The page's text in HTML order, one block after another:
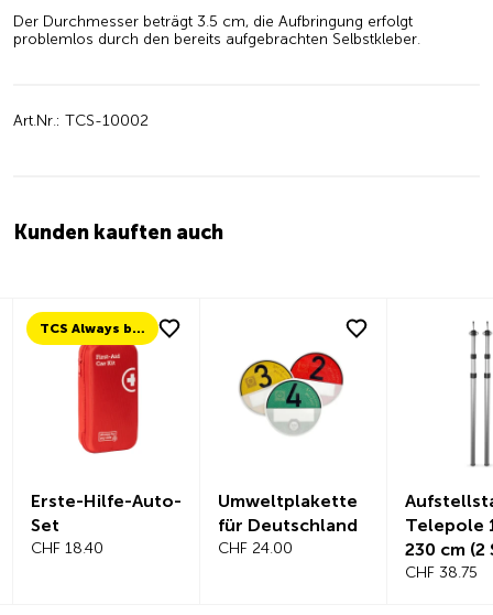
Der Durchmesser beträgt 3.5 cm, die Aufbringung erfolgt
problemlos durch den bereits aufgebrachten Selbstkleber.
Art.Nr.: TCS-10002
Kunden kauften auch
TCS Always by my side
Erste-Hilfe-Auto-
Set
CHF 18.40
Umweltplakette
für Deutschland
CHF 24.00
Telepole
230 cm (2
CHF 38.75